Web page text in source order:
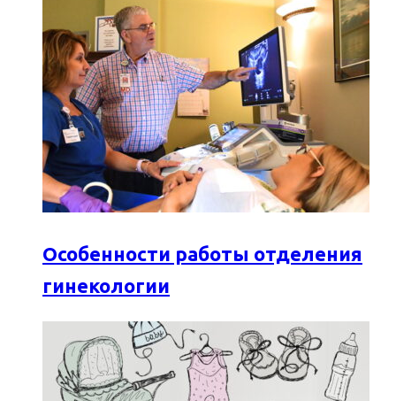
Особенности работы отделения
гинекологии